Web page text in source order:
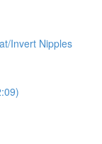
Invert Nipples